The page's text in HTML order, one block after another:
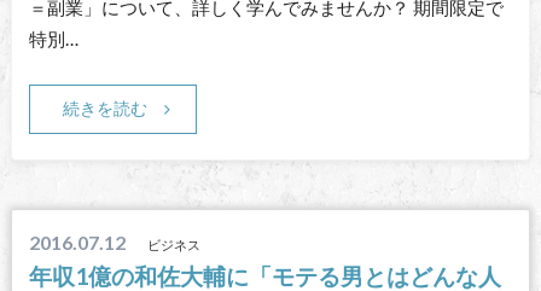
＝副業」について、詳しく学んでみませんか？ 期間限定で
特別…
続きを読む
2016.07.12 ビジネス
年収1億の和佐大輔に「モテる男とはどんな人